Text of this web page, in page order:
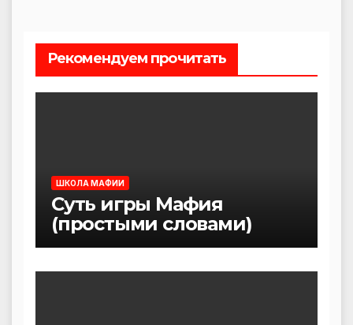
Рекомендуем прочитать
ШКОЛА МАФИИ
Суть игры Мафия
(простыми словами)